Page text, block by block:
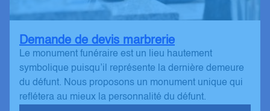
Demande de devis marbrerie
Le monument funéraire est un lieu hautement
symbolique puisqu’il représente la dernière demeure
du défunt. Nous proposons un monument unique qui
reflétera au mieux la personnalité du défunt.